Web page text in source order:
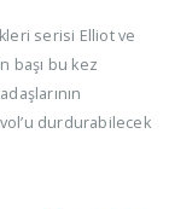
serisi Elliot ve
başı bu kez
durdurabilecek